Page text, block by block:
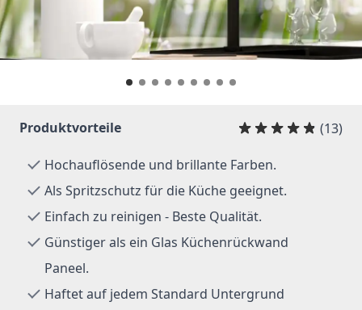
Produktvorteile (13)
Hochauflösende und brillante Farben.
Als Spritzschutz für die Küche geeignet.
Einfach zu reinigen - Beste Qualität.
Günstiger als ein Glas Küchenrückwand
Paneel.
Haftet auf jedem Standard Untergrund